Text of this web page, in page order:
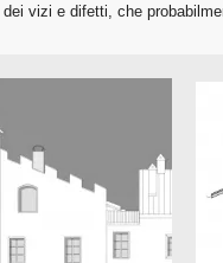
vizi e difetti, che